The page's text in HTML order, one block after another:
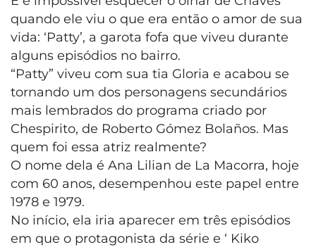
quando ele viu o que era então o amor de sua
vida: ‘Patty’, a garota fofa que viveu durante
alguns episódios no bairro.
“Patty” viveu com sua tia Gloria e acabou se
tornando um dos personagens secundários
mais lembrados do programa criado por
Chespirito, de Roberto Gómez Bolaños. Mas
quem foi essa atriz realmente?
O nome dela é Ana Lilian de La Macorra, hoje
com 60 anos, desempenhou este papel entre
1978 e 1979.
No início, ela iria aparecer em três episódios
em que o protagonista da série e ‘ Kiko